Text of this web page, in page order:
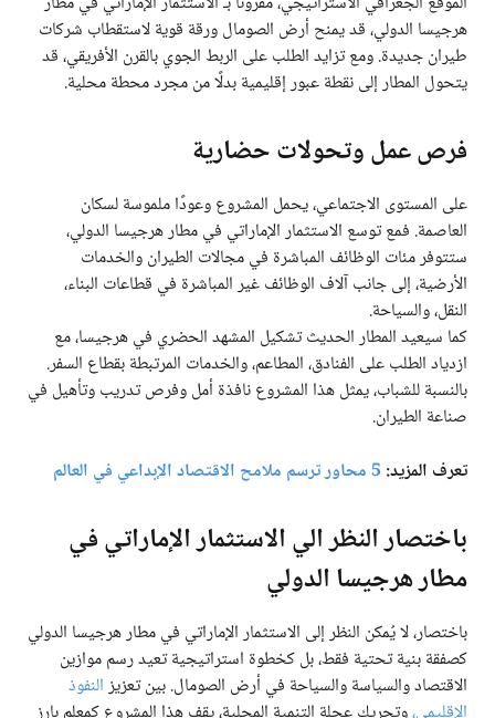
هرجيسا الدولي، قد يمنح أرض الصومال ورقة قوية لاستقطاب شركات
طيران جديدة. ومع تزايد الطلب على الربط الجوي بالقرن الأفريقي، قد
يتحول المطار إلى نقطة عبور إقليمية بدلًا من مجرد محطة محلية.
فرص عمل وتحولات حضارية
على المستوى الاجتماعي، يحمل المشروع وعودًا ملموسة لسكان
العاصمة. فمع توسع الاستثمار الإماراتي في مطار هرجيسا الدولي،
ستتوفر مئات الوظائف المباشرة في مجالات الطيران والخدمات
الأرضية، إلى جانب آلاف الوظائف غير المباشرة في قطاعات البناء،
النقل، والسياحة.
كما سيعيد المطار الحديث تشكيل المشهد الحضري في هرجيسا، مع
ازدياد الطلب على الفنادق، المطاعم، والخدمات المرتبطة بقطاع السفر.
بالنسبة للشباب، يمثل هذا المشروع نافذة أمل وفرص تدريب وتأهيل في
صناعة الطيران.
تعرف المزيد:
باختصار النظر الي الاستثمار الإماراتي في
مطار هرجيسا الدولي
باختصار، لا يُمكن النظر إلى الاستثمار الإماراتي في مطار هرجيسا الدولي
كصفقة بنية تحتية فقط، بل كخطوة استراتيجية تعيد رسم موازين
الاقتصاد والسياسة والسياحة في أرض الصومال. بين تعزيزالنفوذ